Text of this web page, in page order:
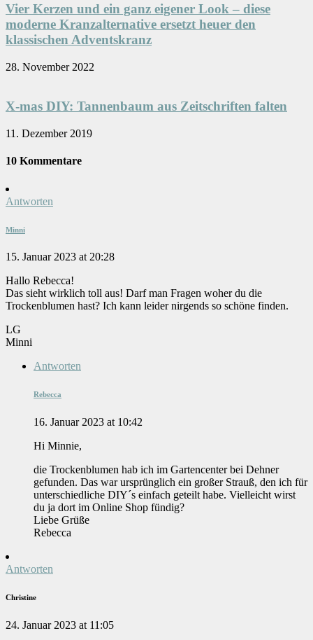
Vier Kerzen und ein ganz eigener Look – diese
moderne Kranzalternative ersetzt heuer den
klassischen Adventskranz
28. November 2022
X-mas DIY: Tannenbaum aus Zeitschriften falten
11. Dezember 2019
10 Kommentare
Antworten
Minni
15. Januar 2023 at 20:28
Hallo Rebecca!
Das sieht wirklich toll aus! Darf man Fragen woher du die
Trockenblumen hast? Ich kann leider nirgends so schöne finden.
LG
Minni
Antworten
Rebecca
16. Januar 2023 at 10:42
Hi Minnie,
die Trockenblumen hab ich im Gartencenter bei Dehner
gefunden. Das war ursprünglich ein großer Strauß, den ich für
unterschiedliche DIY´s einfach geteilt habe. Vielleicht wirst
du ja dort im Online Shop fündig?
Liebe Grüße
Rebecca
Antworten
Christine
24. Januar 2023 at 11:05